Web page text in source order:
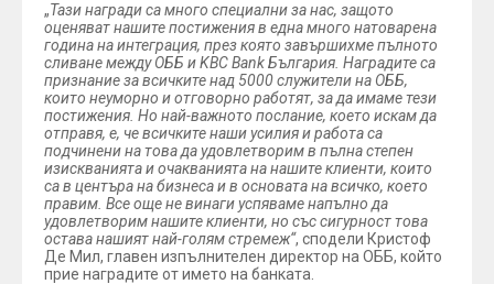
„Тази награди са много специални за нас, защото
оценяват нашите постижения в една много натоварена
година на интеграция, през която завършихме пълното
сливане между ОББ и KBC Bank България. Наградите са
признание за всичките над 5000 служители на ОББ,
които неуморно и отговорно работят, за да имаме тези
постижения. Но най-важното послание, което искам да
отправя, е, че всичките наши усилия и работа са
подчинени на това да удовлетворим в пълна степен
изискванията и очакванията на нашите клиенти, които
са в центъра на бизнеса и в основата на всичко, което
правим. Все още не винаги успяваме напълно да
удовлетворим нашите клиенти, но със сигурност това
остава нашият най-голям стремеж“, сподели Кристоф
Де Мил, главен изпълнителен директор на ОББ, който
прие наградите от името на банката.